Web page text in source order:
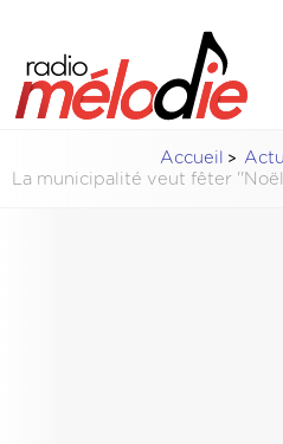
Accueil Actu
La municipalité veut fêter